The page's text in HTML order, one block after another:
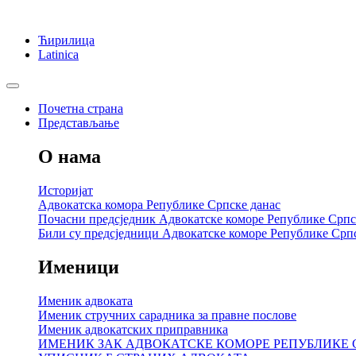
Ћирилица
Latinica
Почетна страна
Представљање
О нама
Историјат
Адвокатска комора Републике Српске данас
Почасни предсједник Адвокатске коморе Републике
Били су предсједници Адвокатске коморе Републике
Именици
Именик адвоката
Именик стручних сарадника за правне послове
Именик адвокатских приправника
ИМЕНИК ЗАК АДВОКАТСКЕ КОМОРЕ РЕПУБЛИКЕ